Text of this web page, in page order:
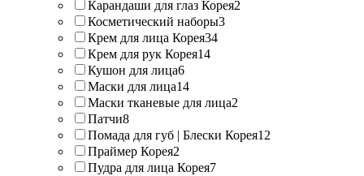
Карандаши для глаз Корея2
Косметический наборы3
Крем для лица Корея34
Крем для рук Корея14
Кушон для лица6
Маски для лица14
Маски тканевые для лица2
Патчи8
Помада для губ | Блески Корея12
Праймер Корея2
Пудра для лица Корея7